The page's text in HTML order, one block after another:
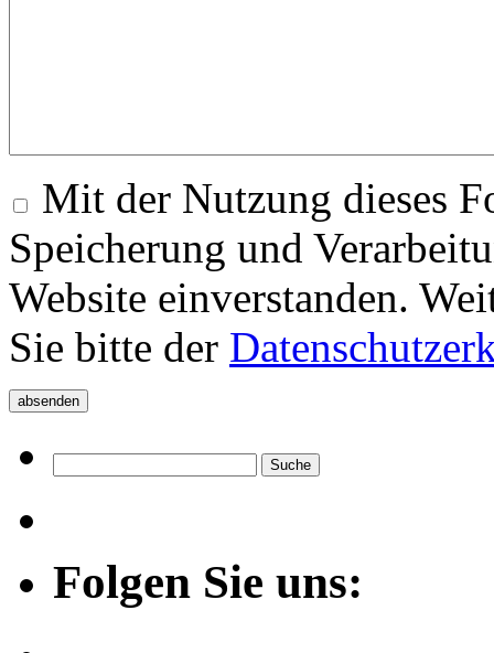
Mit der Nutzung dieses
Speicherung und
Website einverstanden.
Sie bitte der
Folgen Sie uns: